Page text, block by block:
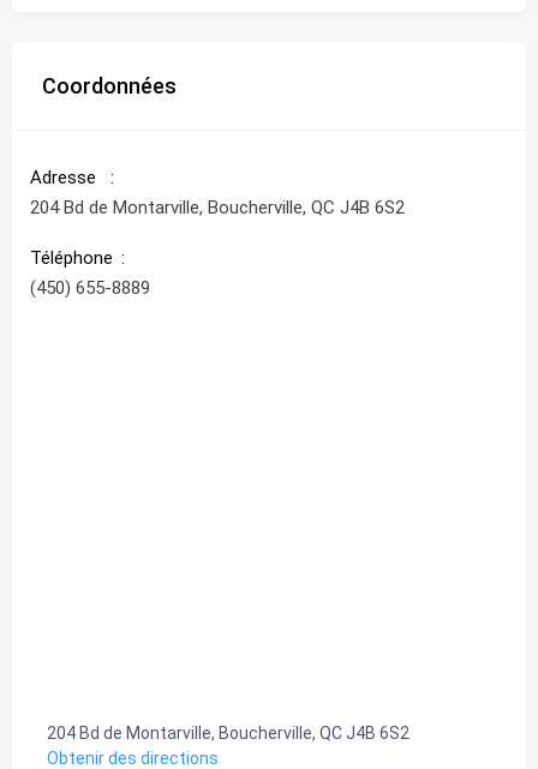
Coordonnées
Adresse
204 Bd de Montarville, Boucherville, QC J4B 6S2
Téléphone
(450) 655-8889
204 Bd de Montarville, Boucherville, QC J4B 6S2
Obtenir des directions